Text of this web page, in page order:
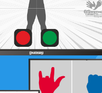
termékoldalon
választhatók
ki